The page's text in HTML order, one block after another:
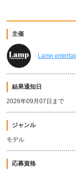
主催
Lamp
結果通知日
2026年09月07日まで
ジャンル
モデル
応募資格